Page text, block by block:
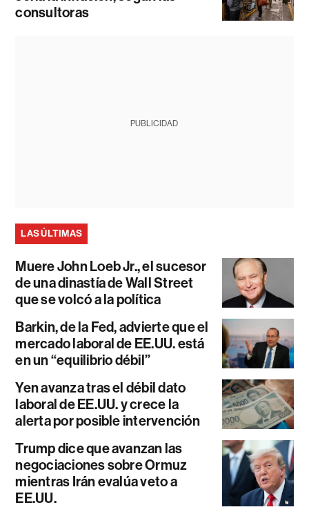
consultoras
PUBLICIDAD
LAS ÚLTIMAS
Muere John Loeb Jr., el sucesor
de una dinastía de Wall Street
que se volcó a la política
Barkin, de la Fed, advierte que el
mercado laboral de EE.UU. está
en un “equilibrio débil”
Yen avanza tras el débil dato
laboral de EE.UU. y crece la
alerta por posible intervención
Trump dice que avanzan las
negociaciones sobre Ormuz
mientras Irán evalúa veto a
EE.UU.